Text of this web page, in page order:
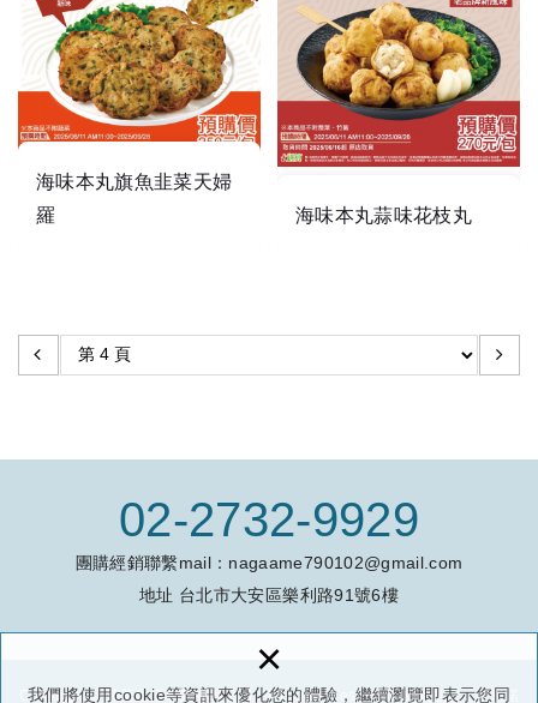
我們將使用cookie等資訊來優化您的體驗，繼續瀏覽即表示您同
×
臻美生活事業有限公司
【食品與輸入業者登錄字
F-166611376-00000-9
【包裝內容/規格】
-18℃以下冷凍12個月
台灣
【保存方法】
-18℃以下冷凍保存&常溫
保存避免陽光直射
雞肉、樹薯澱粉、食鹽、
海味本丸旗魚韭菜天婦
羅
海味本丸蒜味花枝丸
02-2732-9929
團購經銷聯繫mail： nagaame790102@gmail.com
地址 台北市大安區樂利路91號6樓
Copyright © 臻美生活事業有限公司 All Rights Reserved. 網頁設計 : 多米諾